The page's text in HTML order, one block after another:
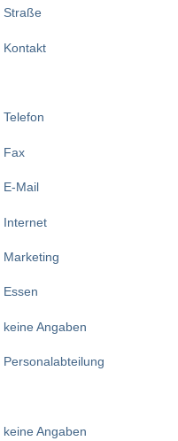
Straße
Kontakt
Telefon
Fax
E-Mail
Internet
Marketing
Essen
keine Angaben
Personalabteilung
keine Angaben